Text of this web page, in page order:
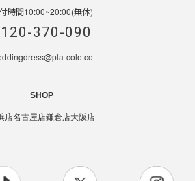
時間10:00~20:00(無休)
370-090
cole.co
SHOP
店名古屋店鎌倉店大阪店